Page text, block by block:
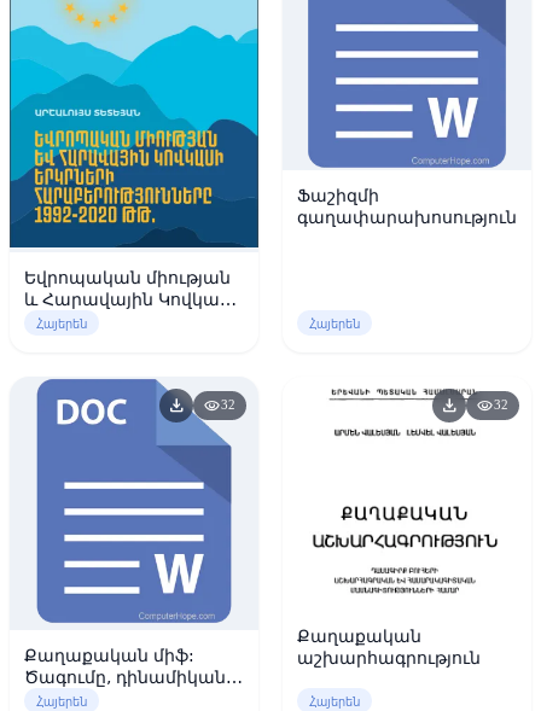
Եվրոպական միության
և Հարավային Կովկասի
երկրների
Հայերեն
Ֆաշիզմի
գաղափարախոսությունը
Հայերեն
download visibility32
Քաղաքական միֆ:
Ծագումը, դինամիկան և
գործունեության
Հայերեն
download visibility32
Քաղաքական
աշխարհագրություն
Հայերեն